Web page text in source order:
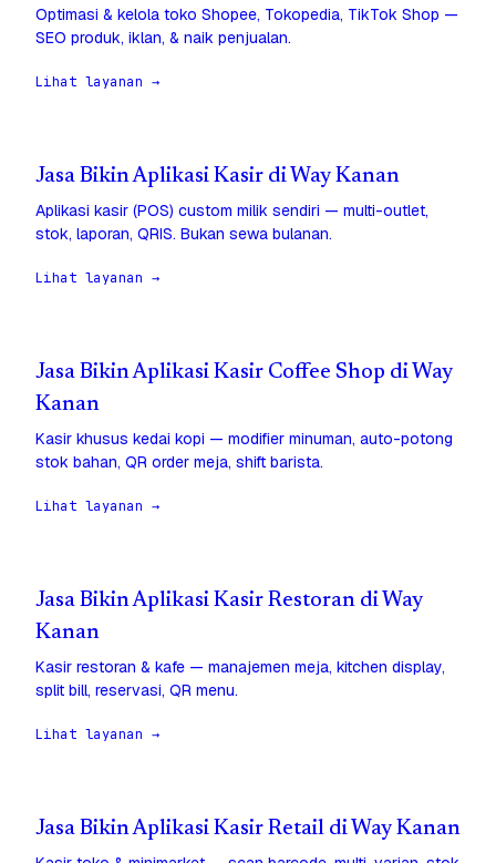
Optimasi & kelola toko Shopee, Tokopedia, TikTok Shop —
SEO produk, iklan, & naik penjualan.
Lihat layanan →
Jasa Bikin Aplikasi Kasir di Way Kanan
Aplikasi kasir (POS) custom milik sendiri — multi-outlet,
stok, laporan, QRIS. Bukan sewa bulanan.
Lihat layanan →
Jasa Bikin Aplikasi Kasir Coffee Shop di Way
Kanan
Kasir khusus kedai kopi — modifier minuman, auto-potong
stok bahan, QR order meja, shift barista.
Lihat layanan →
Jasa Bikin Aplikasi Kasir Restoran di Way
Kanan
Kasir restoran & kafe — manajemen meja, kitchen display,
split bill, reservasi, QR menu.
Lihat layanan →
Jasa Bikin Aplikasi Kasir Retail di Way Kanan